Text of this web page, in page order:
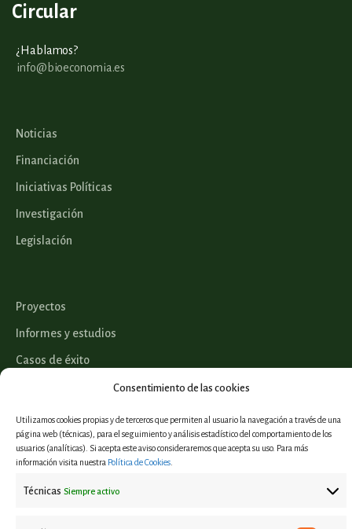
Consentimiento de las cookies
Utilizamos cookies propias y de terceros que permiten al usuario la navegación a través de una
página web (técnicas), para el seguimiento y análisis estadístico del comportamiento de los
usuarios (analíticas). Si acepta este aviso consideraremos que acepta su uso. Para más
información visita nuestra Política de Cookies
Técnicas Siempre activo
Circular
¿Hablamos?
info@bioeconomia.es
Noticias
Financiación
Iniciativas Políticas
Investigación
Legislación
Proyectos
Informes y estudios
Casos de éxito
Aviso Legal